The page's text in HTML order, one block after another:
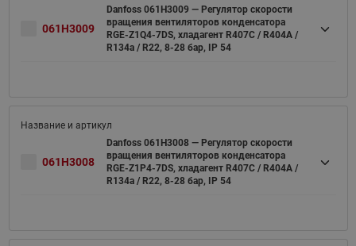
061H3009
Danfoss 061H3009 — Регулятор скорости
вращения вентиляторов конденсатора
RGE-Z1Q4-7DS, хладагент R407C / R404A /
R134a / R22, 8-28 бар, IP 54
061H3008
Danfoss 061H3008 — Регулятор скорости
вращения вентиляторов конденсатора
RGE-Z1P4-7DS, хладагент R407C / R404A /
R134a / R22, 8-28 бар, IP 54